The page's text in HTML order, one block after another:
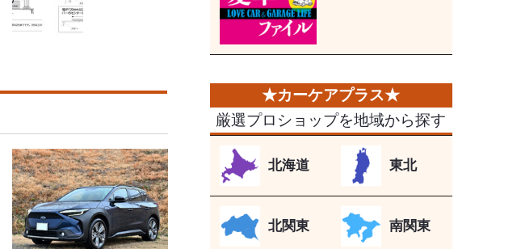
厳選プロショップを地域から探す
北海道 東北
北関東 南関東